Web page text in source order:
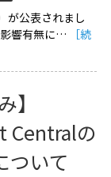
が公表されまし
響有無に…
［続
】
Centralの
ついて